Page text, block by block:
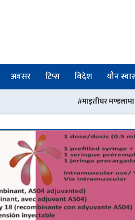
अवसर टिप्स विदेश यौन
माइतीघर मण्डलामा अनसनरत डा. डिल्ली